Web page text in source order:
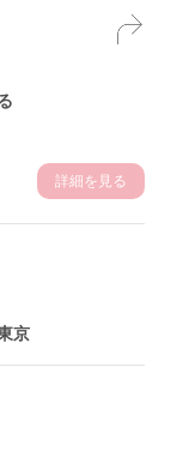
詳細を見る
京